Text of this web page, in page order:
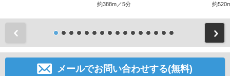
約388m／5分 約
メールでお問い合わせする(無料)